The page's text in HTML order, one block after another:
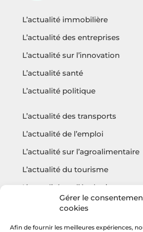
Gérer le
cookies
Afin de fournir les meilleures expériences,
L’actualité immobilière
L’actualité des entreprises
L’actualité sur l’innovation
L’actualité santé
L’actualité politique
L’actualité des transports
L’actualité de l’emploi
L’actualité sur l’agroalimentaire
L’actualité du tourisme
L’actualité sur l’écologie